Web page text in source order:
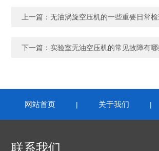
上一篇： 无油涡旋空压机的一些重要日常
下一篇： 实验室无油空压机的常见故障有哪
网站首页 | 关于我们 |
联系我们